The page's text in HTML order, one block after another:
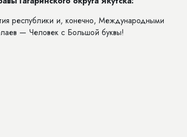
республики и, конечно, Международными
— Человек с Большой буквы!